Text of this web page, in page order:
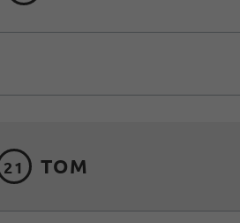
21 TOM